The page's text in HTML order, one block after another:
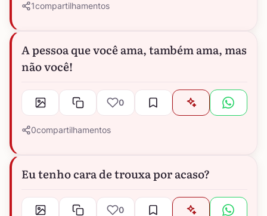
1compartilhamentos
A pessoa que você ama, também ama, mas
não você!
0
0compartilhamentos
Eu tenho cara de trouxa por acaso?
0